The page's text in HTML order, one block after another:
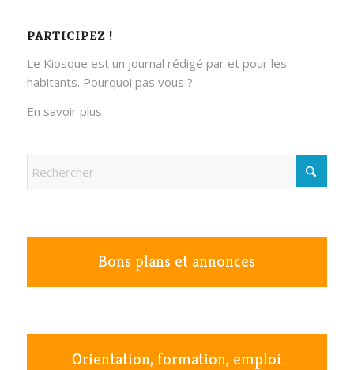
PARTICIPEZ !
Le Kiosque est un journal rédigé par et pour les
habitants. Pourquoi pas vous ?
En savoir plus
Bons plans et annonces
Orientation, formation, emploi